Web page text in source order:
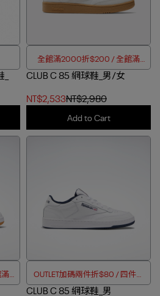
全館滿2000折$200 / 全館滿
4000折$350
CLUB C 85 網球鞋_男/女
NT$2,533NT$2,980
Add to Cart
OUTLET加碼兩件折$80 / 四件折
$188
CLUB C 85 網球鞋_男